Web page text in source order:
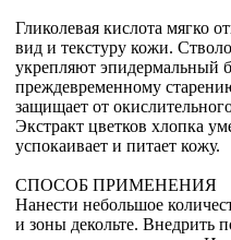
Гликолевая кислота мягко
вид и текстуру кожи.
укрепляют эпидермальный
преждевременному
защищает от
Экстракт цветков хлопка
успокаивает и питает кожу.
СПОСОБ ПРИМЕНЕНИЯ
Нанести небольшое
и зоны декольте.